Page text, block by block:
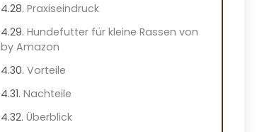
Praxiseindruck
Hundefutter für kleine Rassen von
by Amazon
Vorteile
Nachteile
Überblick